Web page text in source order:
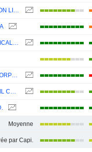
INDIAN OIL CORPORATION LIMITED
FORMOSA PETROCHEMICAL CORPORATION
BHARAT PETROLEUM CORPORATION LIMITED
ABU DHABI NATIONAL OIL COMPANY FOR DISTRIBUTION
Moyenne
par Capi.